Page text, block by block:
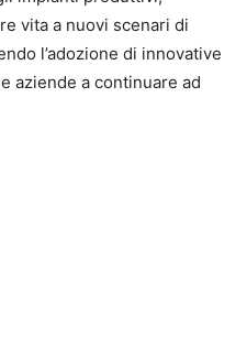
vita a nuovi scenari di
l’adozione di innovative
aziende a continuare ad